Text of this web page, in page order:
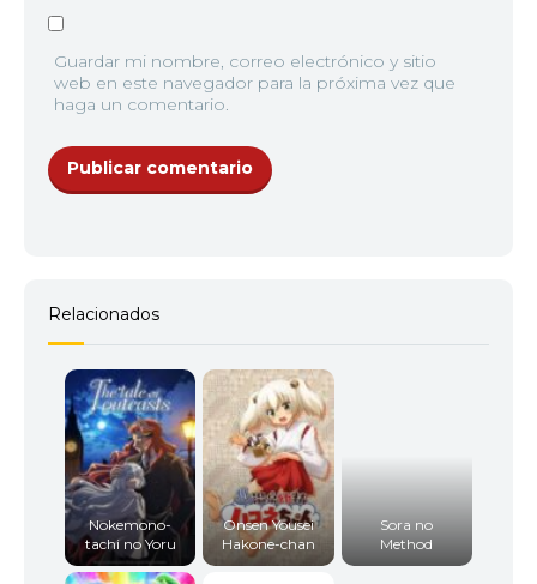
Guardar mi nombre, correo electrónico y sitio
web en este navegador para la próxima vez que
haga un comentario.
Relacionados
Nokemono-
tachi no Yoru
Onsen Yousei
Hakone-chan
Sora no
Method